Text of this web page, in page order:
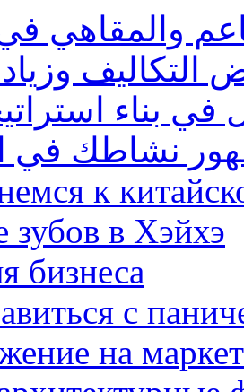
والمقاهي
وزيادة
بناء
نشاطك في
к
зубов в Хэйхэ
бизнеса
с
на